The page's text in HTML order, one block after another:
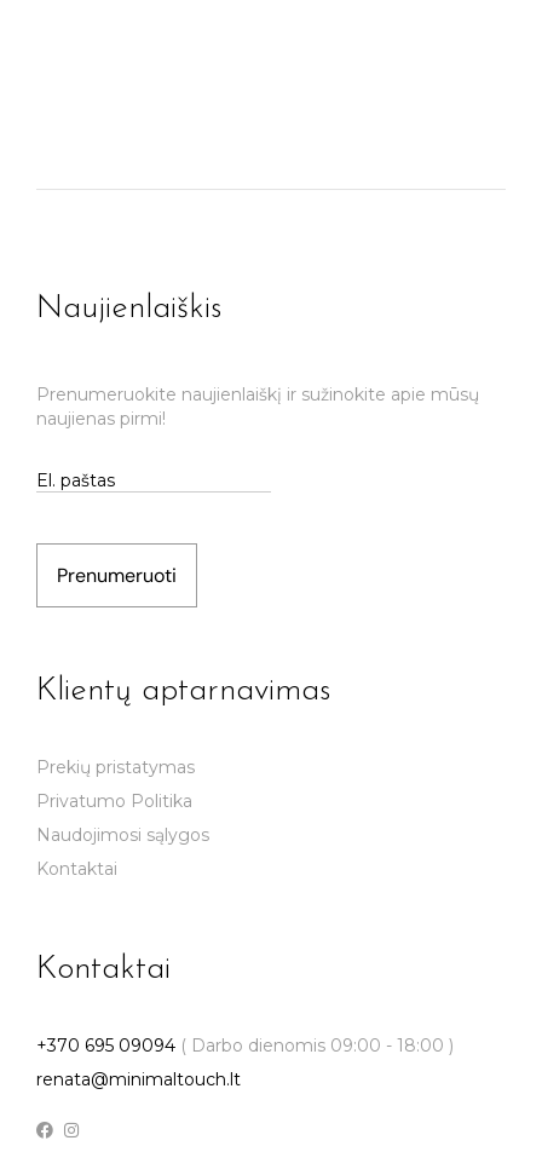
Naujienlaiškis
Prenumeruokite naujienlaiškį ir sužinokite apie mūsų
naujienas pirmi!
Prenumeruoti
Klientų aptarnavimas
Prekių pristatymas
Privatumo Politika
Naudojimosi sąlygos
Kontaktai
Kontaktai
+370 695 09094 ( Darbo dienomis 09:00 - 18:00 )
renata@minimaltouch.lt